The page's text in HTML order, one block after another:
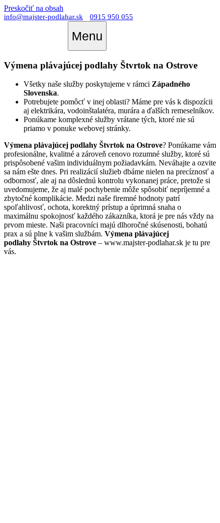
Preskočiť na obsah
info@majster-podlahar.sk 0915 950 055
Menu
Výmena plávajúcej podlahy Štvrtok na Ostrove
Všetky naše služby poskytujeme v rámci Západného
Slovenska.
Potrebujete pomôcť v inej oblasti? Máme pre vás k dispozícii
aj elektrikára, vodoinštalatéra, murára a ďalších remeselníkov.
Ponúkame komplexné služby vrátane tých, ktoré nie sú
priamo v ponuke webovej stránky.
Výmena plávajúcej podlahy Štvrtok na Ostrove? Ponúkame vám
profesionálne, kvalitné a zároveň cenovo rozumné služby, ktoré sú
prispôsobené vašim individuálnym požiadavkám. Neváhajte a ozvite
sa nám ešte dnes. Pri realizácií služieb dbáme nielen na precíznosť a
odbornosť, ale aj na dôslednú kontrolu vykonanej práce, pretože si
uvedomujeme, že aj malé pochybenie môže spôsobiť nepríjemné a
zbytočné komplikácie. Medzi naše firemné hodnoty patrí
spoľahlivosť, ochota, korektný prístup a úprimná snaha o
maximálnu spokojnosť každého zákazníka, ktorá je pre nás vždy na
prvom mieste. Naši pracovníci majú dlhoročné skúsenosti, bohatú
prax a sú plne k vašim službám. Výmena plávajúcej
podlahy Štvrtok na Ostrove – www.majster-podlahar.sk je tu pre
vás.